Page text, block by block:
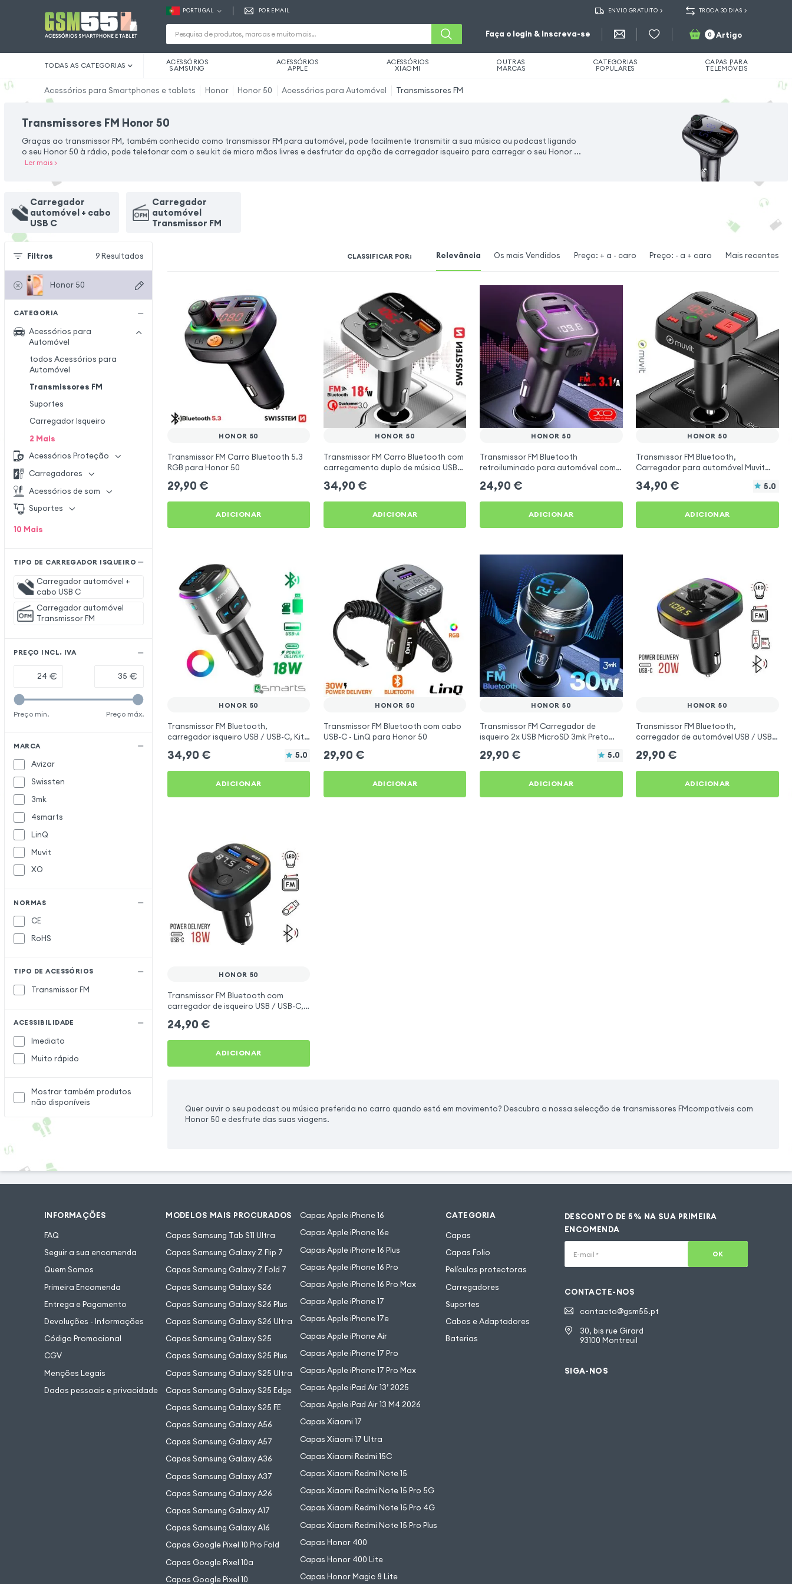
PORTUGAL POR EMAIL ENVIO GRATUITO TROCA 30 DIAS
Faça o login & Inscreva-se 0 Artigo
TODAS AS CATEGORIAS ACESSÓRIOS
SAMSUNG
ACESSÓRIOS
APPLE
ACESSÓRIOS
XIAOMI
OUTRAS
MARCAS
CATEGORIAS
POPULARES
CAPAS PARA
TELEMÓVEIS
Acessórios para Smartphones e tablets Honor Honor 50 Acessórios para Automóvel Transmissores FM
Transmissores FM Honor 50
Graças ao transmissor FM, também conhecido como transmissor FM para automóvel, pode facilmente transmitir a sua música ou podcast ligando
o seu Honor 50 à rádio, pode telefonar com o seu kit de micro mãos livres e desfrutar da opção de carregador isqueiro para carregar o seu Honor ...
Ler mais>
Carregador
automóvel + cabo
USB C
Carregador
automóvel
Transmissor FM
Filtros 9 Resultados
Honor 50
CATEGORIA
Acessórios para
Automóvel
todos Acessórios para
Automóvel
Transmissores FM
Suportes
Carregador Isqueiro
2 Mais
Acessórios Proteção
Carregadores
Acessórios de som
Suportes
10 Mais
TIPO DE CARREGADOR ISQUEIRO
Carregador automóvel +
cabo USB C
Carregador automóvel
Transmissor FM
PREÇO INCL. IVA
€ €
Preço min. Preço máx.
MARCA
Avizar
Swissten
3mk
4smarts
LinQ
Muvit
XO
NORMAS
CE
RoHS
TIPO DE ACESSÓRIOS
Transmissor FM
ACESSIBILIDADE
Imediato
Muito rápido
Mostrar também produtos
não disponíveis
CLASSIFICAR POR: Relevância Os mais Vendidos Preço: + a - caro Preço: - a + caro Mais recentes
HONOR 50
Transmissor FM Carro Bluetooth 5.3
RGB para Honor 50
29,90 €
ADICIONAR
HONOR 50
Transmissor FM Carro Bluetooth com
carregamento duplo de música USB
34,90 €
ADICIONAR
HONOR 50
Transmissor FM Bluetooth
retroiluminado para automóvel com
24,90 €
ADICIONAR
HONOR 50
Transmissor FM Bluetooth,
Carregador para automóvel Muvit
34,90 € 5.0
ADICIONAR
HONOR 50
Transmissor FM Bluetooth,
carregador isqueiro USB / USB-C, Kit
34,90 € 5.0
ADICIONAR
HONOR 50
Transmissor FM Bluetooth com cabo
USB-C - LinQ para Honor 50
29,90 €
ADICIONAR
HONOR 50
Transmissor FM Carregador de
isqueiro 2x USB MicroSD 3mk Preto
29,90 € 5.0
ADICIONAR
HONOR 50
Transmissor FM Bluetooth,
carregador de automóvel USB / USB-
29,90 €
ADICIONAR
HONOR 50
Transmissor FM Bluetooth com
carregador de isqueiro USB / USB-C,
24,90 €
ADICIONAR
Quer ouvir o seu podcast ou música preferida no carro quando está em movimento? Descubra a nossa selecção de transmissores FMcompatíveis com
Honor 50 e desfrute das suas viagens.
INFORMAÇÕES
FAQ
Seguir a sua encomenda
Quem Somos
Primeira Encomenda
Entrega e Pagamento
Devoluções - Informações
Código Promocional
CGV
Menções Legais
Dados pessoais e privacidade
MODELOS MAIS PROCURADOS
Capas Samsung Tab S11 Ultra
Capas Samsung Galaxy Z Flip 7
Capas Samsung Galaxy Z Fold 7
Capas Samsung Galaxy S26
Capas Samsung Galaxy S26 Plus
Capas Samsung Galaxy S26 Ultra
Capas Samsung Galaxy S25
Capas Samsung Galaxy S25 Plus
Capas Samsung Galaxy S25 Ultra
Capas Samsung Galaxy S25 Edge
Capas Samsung Galaxy S25 FE
Capas Samsung Galaxy A56
Capas Samsung Galaxy A57
Capas Samsung Galaxy A36
Capas Samsung Galaxy A37
Capas Samsung Galaxy A26
Capas Samsung Galaxy A17
Capas Samsung Galaxy A16
Capas Google Pixel 10 Pro Fold
Capas Google Pixel 10a
Capas Google Pixel 10
Capas Apple iPhone 16
Capas Apple iPhone 16e
Capas Apple iPhone 16 Plus
Capas Apple iPhone 16 Pro
Capas Apple iPhone 16 Pro Max
Capas Apple iPhone 17
Capas Apple iPhone 17e
Capas Apple iPhone Air
Capas Apple iPhone 17 Pro
Capas Apple iPhone 17 Pro Max
Capas Apple iPad Air 13’ 2025
Capas Apple iPad Air 13 M4 2026
Capas Xiaomi 17
Capas Xiaomi 17 Ultra
Capas Xiaomi Redmi 15C
Capas Xiaomi Redmi Note 15
Capas Xiaomi Redmi Note 15 Pro 5G
Capas Xiaomi Redmi Note 15 Pro 4G
Capas Xiaomi Redmi Note 15 Pro Plus
Capas Honor 400
Capas Honor 400 Lite
Capas Honor Magic 8 Lite
CATEGORIA
Capas
Capas Folio
Películas protectoras
Carregadores
Suportes
Cabos e Adaptadores
Baterias
DESCONTO DE 5% NA SUA PRIMEIRA
ENCOMENDA
E-mail * OK
CONTACTE-NOS
contacto@gsm55.pt
30, bis rue Girard
93100 Montreuil
SIGA-NOS